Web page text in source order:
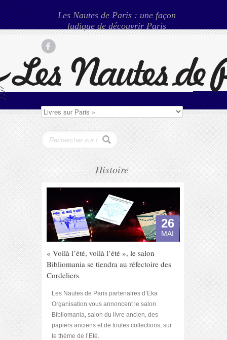
Les Nautes de Paris : une façon
ludique de découvrir Paris
Histoire
26
MAI
« Voilà l’été, voilà l’été », le salon
Bibliomania se tiendra au réfectoire des
Cordeliers
Les Nautes de Paris partenaires d’Eka
Organisation vous annoncent le salon
Bibliomania, salon du livre ancien, des
papiers anciens et de toutes collections, sur
le thème de l’Eté.